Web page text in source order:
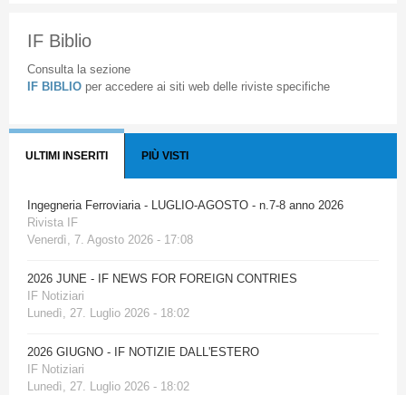
IF Biblio
Consulta la sezione
IF BIBLIO per accedere ai siti web delle riviste specifiche
ULTIMI INSERITI PIÙ VISTI
Ingegneria Ferroviaria - LUGLIO-AGOSTO - n.7-8 anno 2026
Rivista IF
Venerdì, 7. Agosto 2026 - 17:08
2026 JUNE - IF NEWS FOR FOREIGN CONTRIES
IF Notiziari
Lunedì, 27. Luglio 2026 - 18:02
2026 GIUGNO - IF NOTIZIE DALL'ESTERO
IF Notiziari
Lunedì, 27. Luglio 2026 - 18:02